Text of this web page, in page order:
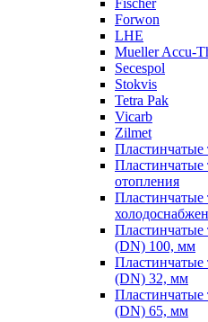
Fischer
Forwon
LHE
Mueller Accu-
Secespol
Stokvis
Tetra Pak
Vicarb
Zilmet
Пластинчатые
отопления
Пластинчатые
(DN) 100, мм
(DN) 32, мм
(DN) 65, мм